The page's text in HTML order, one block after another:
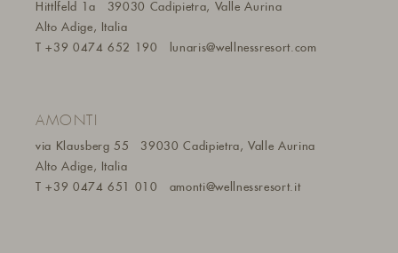
AMONTI
via Klausberg 55
39030 Cadipietra, Valle Aurina
Alto Adige, Italia
T+39 0474 651 010 amonti@wellnessresort.it
Hittlfeld 1a
39030 Cadipietra, Valle Aurina
Alto Adige, Italia
T+39 0474 652 190 lunaris@wellnessresort. com